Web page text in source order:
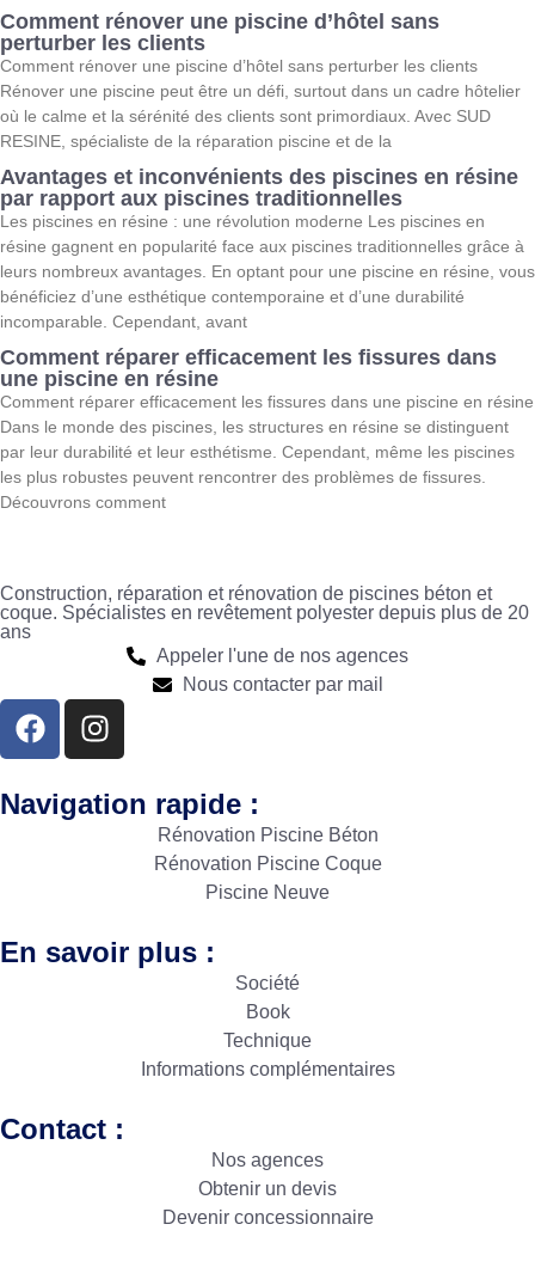
Comment rénover une piscine d’hôtel sans
perturber les clients
Comment rénover une piscine d’hôtel sans perturber les clients
Rénover une piscine peut être un défi, surtout dans un cadre hôtelier
où le calme et la sérénité des clients sont primordiaux. Avec SUD
RESINE, spécialiste de la réparation piscine et de la
Avantages et inconvénients des piscines en résine
par rapport aux piscines traditionnelles
Les piscines en résine : une révolution moderne Les piscines en
résine gagnent en popularité face aux piscines traditionnelles grâce à
leurs nombreux avantages. En optant pour une piscine en résine, vous
bénéficiez d’une esthétique contemporaine et d’une durabilité
incomparable. Cependant, avant
Comment réparer efficacement les fissures dans
une piscine en résine
Comment réparer efficacement les fissures dans une piscine en résine
Dans le monde des piscines, les structures en résine se distinguent
par leur durabilité et leur esthétisme. Cependant, même les piscines
les plus robustes peuvent rencontrer des problèmes de fissures.
Découvrons comment
Construction, réparation et rénovation de piscines béton et
coque. Spécialistes en revêtement polyester depuis plus de 20
ans
Appeler l'une de nos agences
Nous contacter par mail
Navigation rapide :
Rénovation Piscine Béton
Rénovation Piscine Coque
Piscine Neuve
En savoir plus :
Société
Book
Technique
Informations complémentaires
Contact :
Nos agences
Obtenir un devis
Devenir concessionnaire